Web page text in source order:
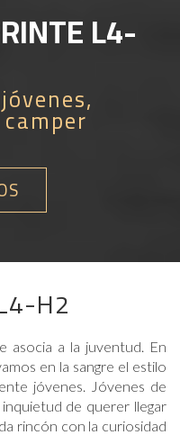
L4-
H2
asocia a la juventud. En
en la sangre el estilo
jóvenes. Jóvenes de
de querer llegar
rincón con la curiosidad